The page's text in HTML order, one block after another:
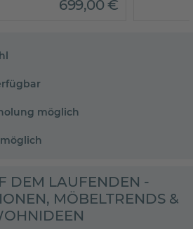
699,00€
möglich
DEM LAUFENDEN -
MÖBELTRENDS &